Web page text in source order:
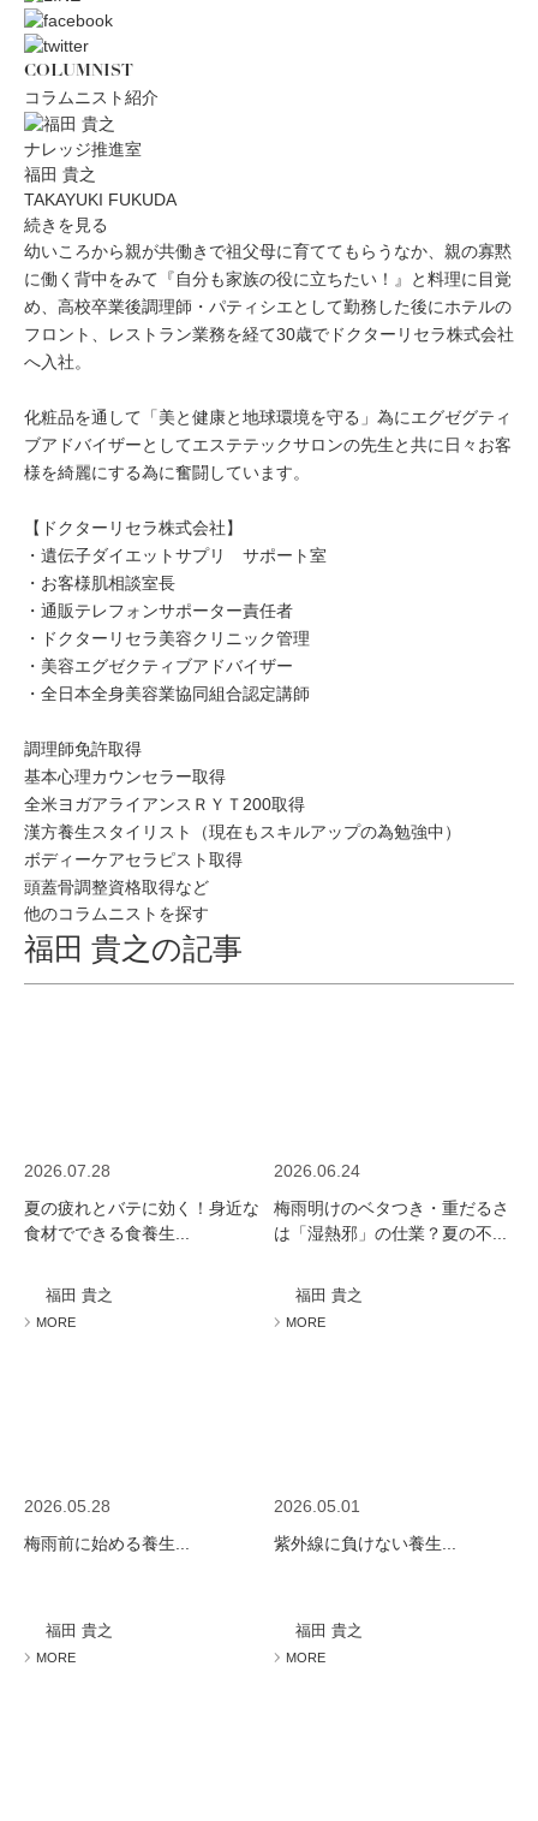
COLUMNIST
コラムニスト紹介
ナレッジ推進室
福田 貴之
TAKAYUKI FUKUDA
続きを見る
幼いころから親が共働きで祖父母に育ててもらうなか、親の寡黙
に働く背中をみて『自分も家族の役に立ちたい！』と料理に目覚
め、高校卒業後調理師・パティシエとして勤務した後にホテルの
フロント、レストラン業務を経て30歳でドクターリセラ株式会社
へ入社。
化粧品を通して「美と健康と地球環境を守る」為にエグゼグティ
ブアドバイザーとしてエステテックサロンの先生と共に日々お客
様を綺麗にする為に奮闘しています。
【ドクターリセラ株式会社】
・遺伝子ダイエットサプリ サポート室
・お客様肌相談室長
・通販テレフォンサポーター責任者
・ドクターリセラ美容クリニック管理
・美容エグゼクティブアドバイザー
・全日本全身美容業協同組合認定講師
調理師免許取得
基本心理カウンセラー取得
全米ヨガアライアンスＲＹＴ200取得
漢方養生スタイリスト（現在もスキルアップの為勉強中）
ボディーケアセラピスト取得
頭蓋骨調整資格取得など
他のコラムニストを探す
福田 貴之の記事
2026.07.28
夏の疲れとバテに効く！身近な
食材でできる食養生...
福田 貴之
MORE
2026.06.24
梅雨明けのベタつき・重だるさ
は「湿熱邪」の仕業？夏の不...
福田 貴之
MORE
2026.05.28
梅雨前に始める養生...
福田 貴之
MORE
2026.05.01
紫外線に負けない養生...
福田 貴之
MORE